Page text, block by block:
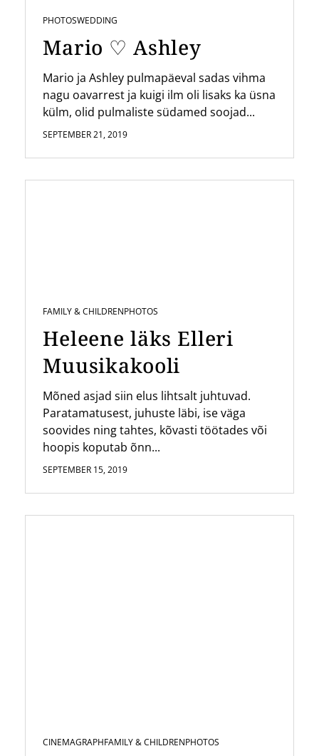
PHOTOSWEDDING
Mario ♡ Ashley
Mario ja Ashley pulmapäeval sadas vihma
nagu oavarrest ja kuigi ilm oli lisaks ka üsna
külm, olid pulmaliste südamed soojad...
SEPTEMBER 21, 2019
FAMILY & CHILDRENPHOTOS
Heleene läks Elleri
Muusikakooli
Mõned asjad siin elus lihtsalt juhtuvad.
Paratamatusest, juhuste läbi, ise väga
soovides ning tahtes, kõvasti töötades või
hoopis koputab õnn...
SEPTEMBER 15, 2019
CINEMAGRAPHFAMILY & CHILDRENPHOTOS